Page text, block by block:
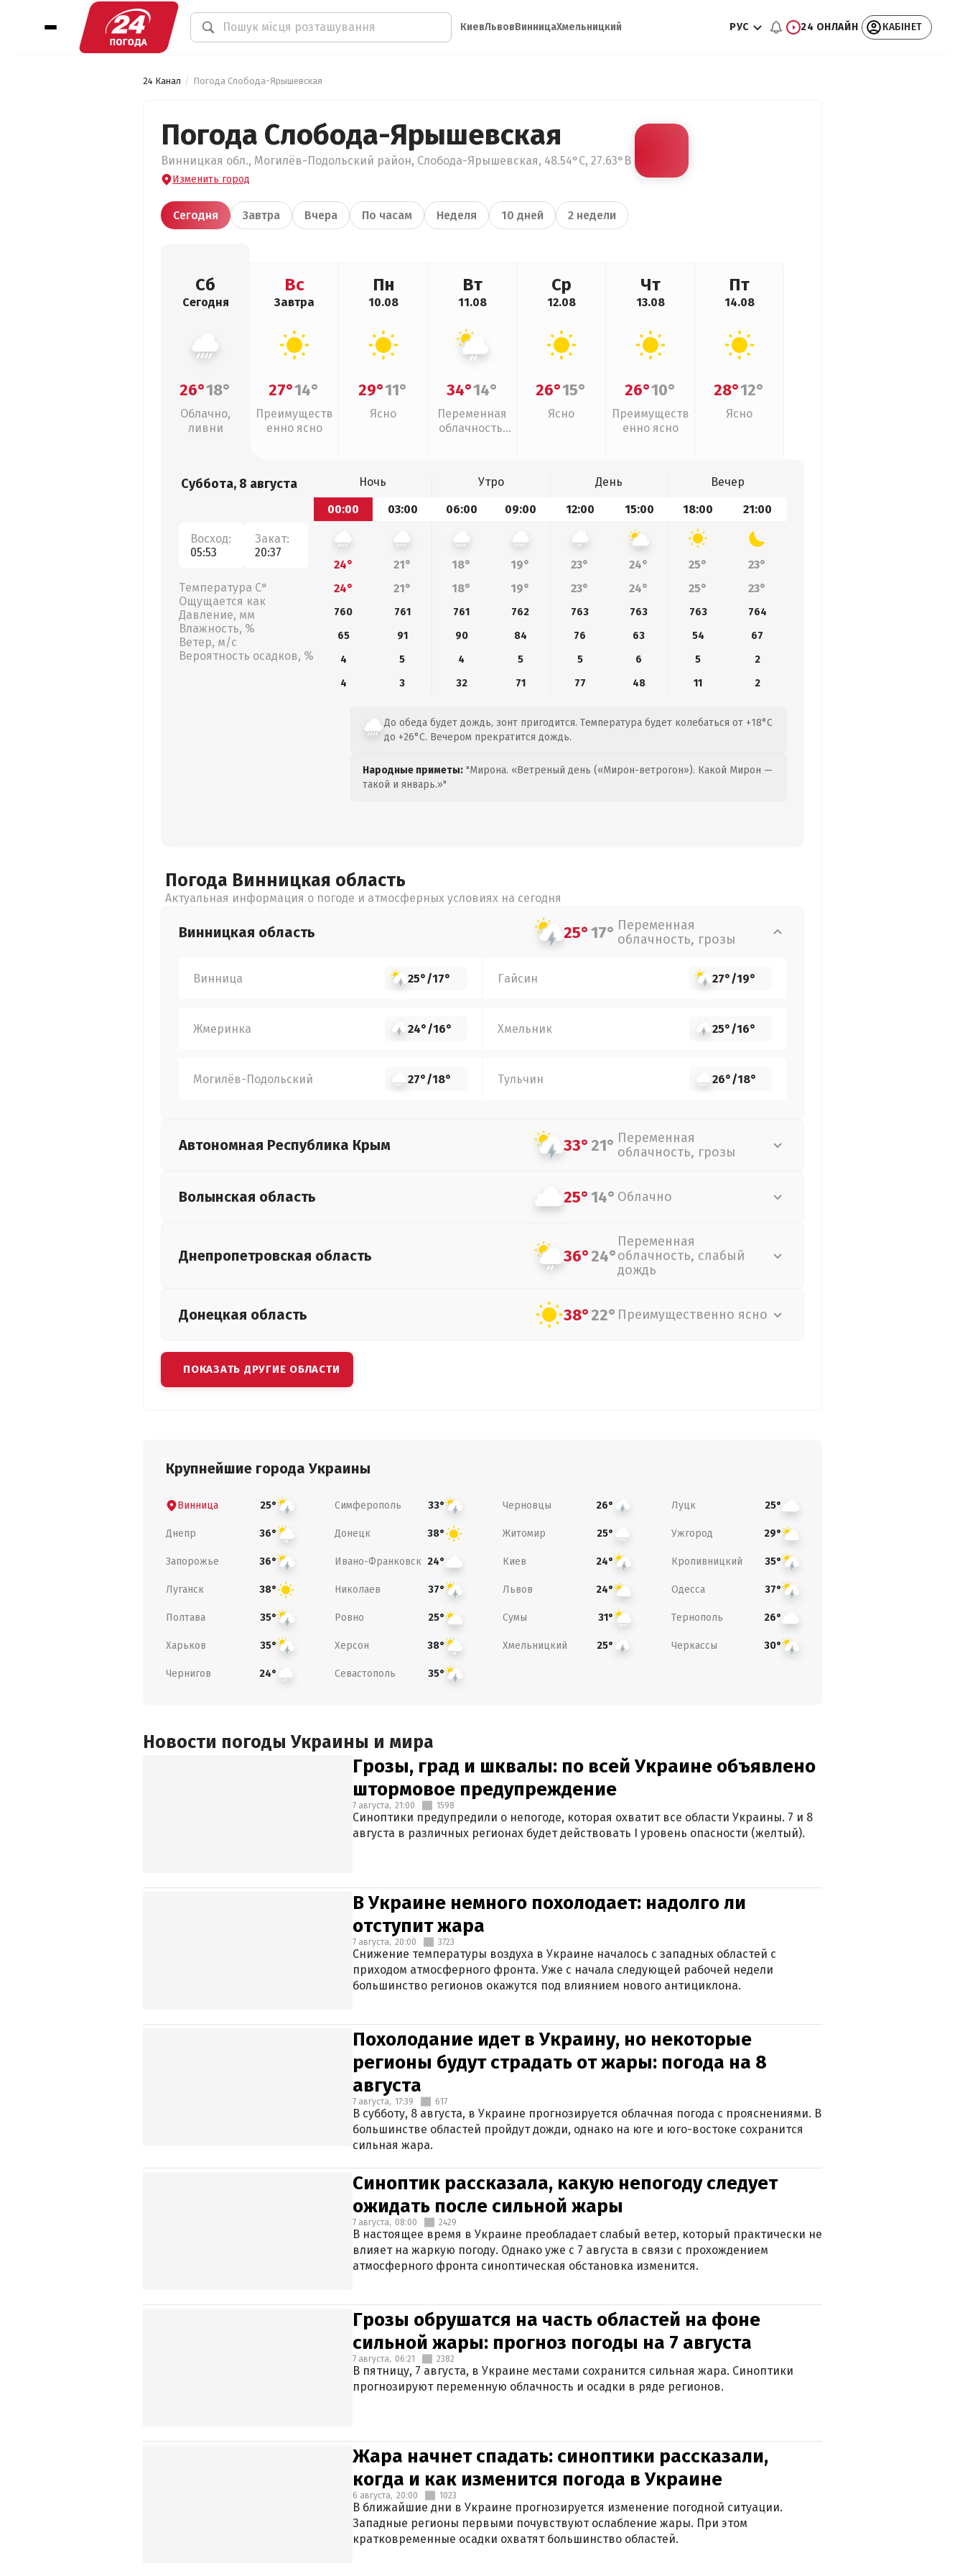
КиевЛьвовВинницаХмельницкий РУС 24 ОНЛАЙН КАБІНЕТ
24 Канал Погода Слобода-Ярышевская
Погода Слобода-Ярышевская
Винницкая обл., Могилёв-Подольский район, Слобода-Ярышевская, 48.54°С, 27.63°В
Изменить город
Сегодня Завтра Вчера По часам Неделя 10 дней 2 недели
Сб
Сегодня
26°18°
Облачно,
ливни
Вс
Завтра
27°14°
Преимуществ
енно ясно
Пн
10.08
29°11°
Ясно
Вт
11.08
34°14°
Переменная
облачность,
Ср
12.08
26°15°
Ясно
Чт
13.08
26°10°
Преимуществ
енно ясно
Пт
14.08
28°12°
Ясно
Суббота, 8 августа
Восход:
05:53
Закат:
20:37
Температура С°
Ощущается как
Давление, мм
Влажность, %
Ветер, м/с
Вероятность осадков, %
Ночь Утро День
Вечер
00:00
03:00 06:00 09:00 12:00 15:00 18:00 21:00
24° 21° 18° 19° 23° 24° 25°
23°
24°
21° 18° 19° 23° 24° 25° 23°
760 761 761 762 763 763 763
764
65
91 90 84 76 63 54
67
4
5 4 5 5 6 5
2
4
3 32 71 77 48 11 2
До обеда будет дождь, зонт пригодится. Температура будет колебаться от +18°C
до +26°C. Вечером прекратится дождь.
Народные приметы: "Мирона. «Ветреный день («Мирон-ветрогон»). Какой Мирон —
такой и январь.»"
Погода Винницкая область
Актуальная информация о погоде и атмосферных условиях на сегодня
Винницкая область 25°17° Переменная
облачность, грозы
Винница 25°/17° Гайсин 27°/19°
Жмеринка 24°/16° Хмельник 25°/16°
Могилёв-Подольский 27°/18° Тульчин 26°/18°
Автономная Республика Крым 33°21° Переменная
облачность, грозы
Волынская область 25°14° Облачно
Днепропетровская область 36°24°
Переменная
облачность, слабый
дождь
Донецкая область 38°22° Преимущественно ясно
ПОКАЗАТЬ ДРУГИЕ ОБЛАСТИ
Крупнейшие города Украины
Винница 25° Симферополь 33° Черновцы 26° Луцк 25°
Днепр 36° Донецк 38° Житомир 25° Ужгород 29°
Запорожье 36° Ивано-Франковск 24° Киев 24° Кропивницкий 35°
Луганск 38° Николаев 37° Львов 24° Одесса 37°
Полтава 35° Ровно 25° Сумы 31° Тернополь 26°
Харьков 35° Херсон 38° Хмельницкий 25° Черкассы 30°
Чернигов 24° Севастополь 35°
Новости погоды Украины и мира
Грозы, град и шквалы: по всей Украине объявлено
штормовое предупреждение
7 августа, 21:00 1598
Синоптики предупредили о непогоде, которая охватит все области Украины. 7 и 8
августа в различных регионах будет действовать I уровень опасности (желтый).
В Украине немного похолодает: надолго ли
отступит жара
7 августа, 20:00 3723
Снижение температуры воздуха в Украине началось с западных областей с
приходом атмосферного фронта. Уже с начала следующей рабочей недели
большинство регионов окажутся под влиянием нового антициклона.
Похолодание идет в Украину, но некоторые
регионы будут страдать от жары: погода на 8
августа
7 августа, 17:39 617
В субботу, 8 августа, в Украине прогнозируется облачная погода с прояснениями. В
большинстве областей пройдут дожди, однако на юге и юго-востоке сохранится
сильная жара.
Синоптик рассказала, какую непогоду следует
ожидать после сильной жары
7 августа, 08:00 2429
В настоящее время в Украине преобладает слабый ветер, который практически не
влияет на жаркую погоду. Однако уже с 7 августа в связи с прохождением
атмосферного фронта синоптическая обстановка изменится.
Грозы обрушатся на часть областей на фоне
сильной жары: прогноз погоды на 7 августа
7 августа, 06:21 2382
В пятницу, 7 августа, в Украине местами сохранится сильная жара. Синоптики
прогнозируют переменную облачность и осадки в ряде регионов.
Жара начнет спадать: синоптики рассказали,
когда и как изменится погода в Украине
6 августа, 20:00 1023
В ближайшие дни в Украине прогнозируется изменение погодной ситуации.
Западные регионы первыми почувствуют ослабление жары. При этом
кратковременные осадки охватят большинство областей.